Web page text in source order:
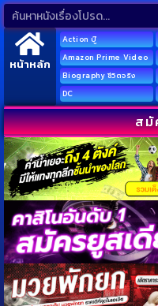
หน้าหลัก
Action บู๊
Amazon Prime Video
Biography ชีวิตจริง
DC
สมั